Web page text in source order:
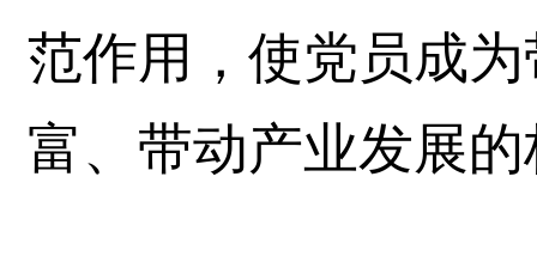
范作用，使党员成
富、带动产业发展